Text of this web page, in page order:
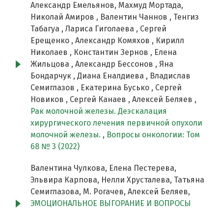
Александр Емельянов, Махмуд Мортада,
Николай Амиров , Валентин Чаннов , Тенгиз
Табагуа , Лариса Гиголаева , Сергей
Ерещенко , Александр Комяхов , Кирилл
Николаев , Константин Зернов , Елена
Жильцова , Александр Бессонов , Яна
Бондарчук , Диана Еналдиева , Владислав
Семиглазов , Екатерина Бусько , Сергей
Новиков , Сергей Канаев , Алексей Беляев ,
Рак молочной железы. Деэскалация
хирургического лечения первичной опухоли
молочной железы. , Вопросы онкологии: Том
68 № 3 (2022)
Валентина Чулкова, Елена Пестерева,
Эльвира Карпова, Нелли Хрусталева, Татьяна
Семиглазова, М. Рогачев, Алексей Беляев,
ЭМОЦИОНАЛЬНОЕ ВЫГОРАНИЕ И ВОПРОСЫ